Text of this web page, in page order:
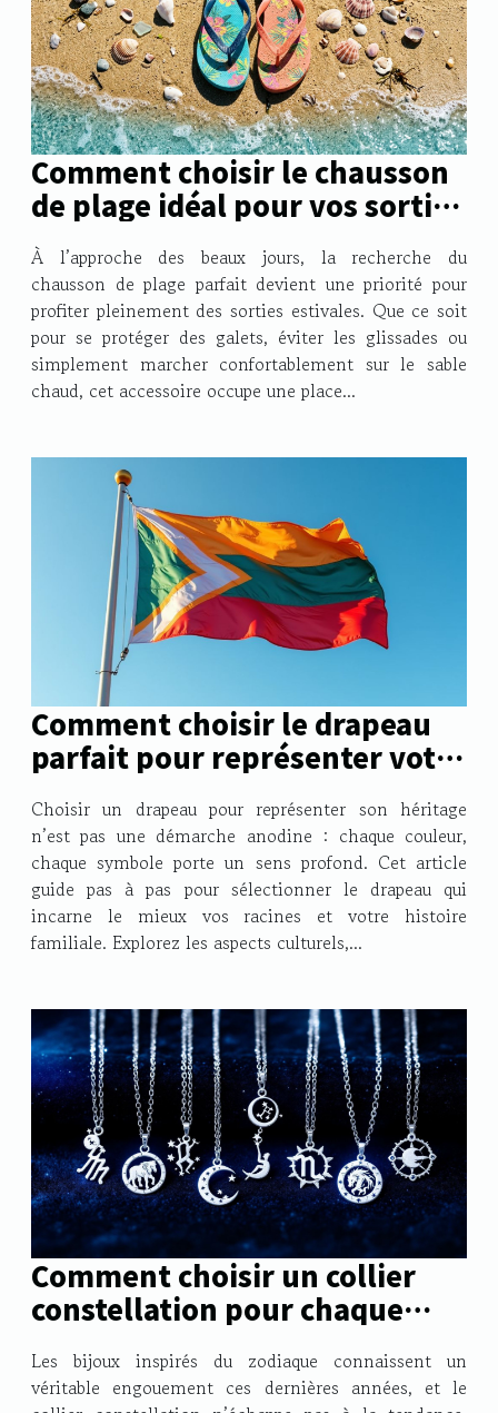
Comment choisir le chausson
de plage idéal pour vos sorties
estivales ?
À l’approche des beaux jours, la recherche du
chausson de plage parfait devient une priorité pour
profiter pleinement des sorties estivales. Que ce soit
pour se protéger des galets, éviter les glissades ou
simplement marcher confortablement sur le sable
chaud, cet accessoire occupe une place...
Comment choisir le drapeau
parfait pour représenter votre
Choisir un drapeau pour représenter son héritage
n’est pas une démarche anodine : chaque couleur,
chaque symbole porte un sens profond. Cet article
guide pas à pas pour sélectionner le drapeau qui
incarne le mieux vos racines et votre histoire
familiale. Explorez les aspects culturels,...
Comment choisir un collier
constellation pour chaque
Les bijoux inspirés du zodiaque connaissent un
véritable engouement ces dernières années, et le